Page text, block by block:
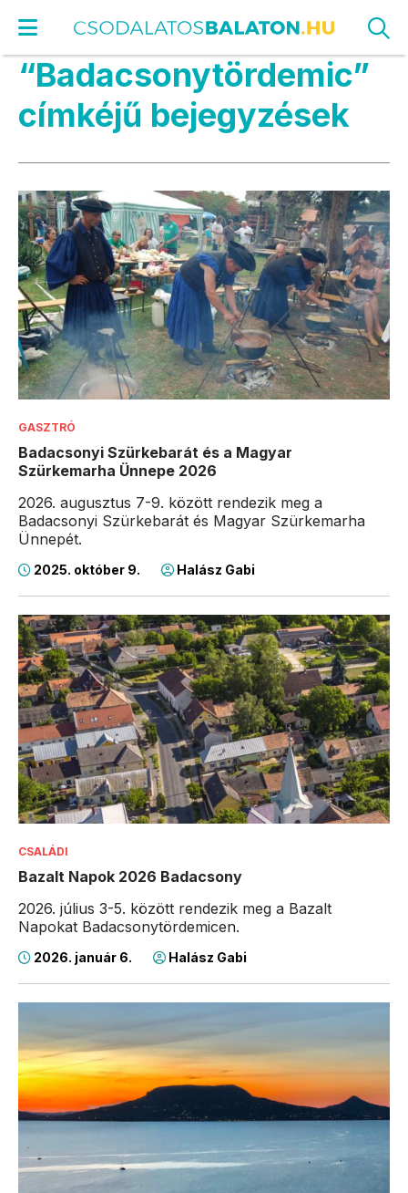
“Badacsonytördemic”
címkéjű bejegyzések
GASZTRÓ
Badacsonyi Szürkebarát és a Magyar
Szürkemarha Ünnepe 2026
2026. augusztus 7-9. között rendezik meg a
Badacsonyi Szürkebarát és Magyar Szürkemarha
Ünnepét.
2025. október 9. Halász Gabi
CSALÁDI
Bazalt Napok 2026 Badacsony
2026. július 3-5. között rendezik meg a Bazalt
Napokat Badacsonytördemicen.
2026. január 6. Halász Gabi